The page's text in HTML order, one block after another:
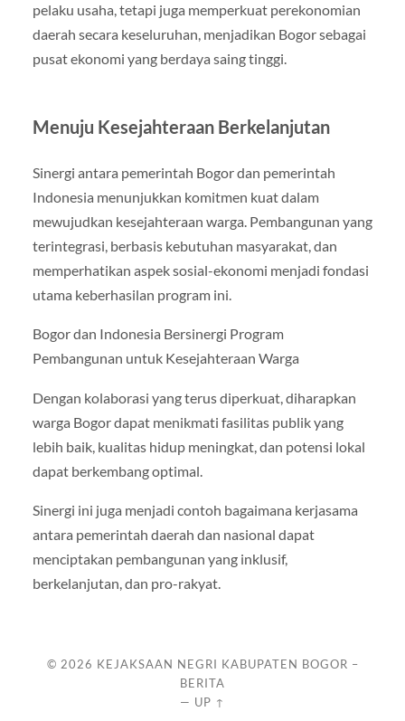
pelaku usaha, tetapi juga memperkuat perekonomian
daerah secara keseluruhan, menjadikan Bogor sebagai
pusat ekonomi yang berdaya saing tinggi.
Menuju Kesejahteraan Berkelanjutan
Sinergi antara pemerintah Bogor dan pemerintah
Indonesia menunjukkan komitmen kuat dalam
mewujudkan kesejahteraan warga. Pembangunan yang
terintegrasi, berbasis kebutuhan masyarakat, dan
memperhatikan aspek sosial-ekonomi menjadi fondasi
utama keberhasilan program ini.
Bogor dan Indonesia Bersinergi Program
Pembangunan untuk Kesejahteraan Warga
Dengan kolaborasi yang terus diperkuat, diharapkan
warga Bogor dapat menikmati fasilitas publik yang
lebih baik, kualitas hidup meningkat, dan potensi lokal
dapat berkembang optimal.
Sinergi ini juga menjadi contoh bagaimana kerjasama
antara pemerintah daerah dan nasional dapat
menciptakan pembangunan yang inklusif,
berkelanjutan, dan pro-rakyat.
© 2026 KEJAKSAAN NEGRI KABUPATEN BOGOR –
BERITA
— UP ↑